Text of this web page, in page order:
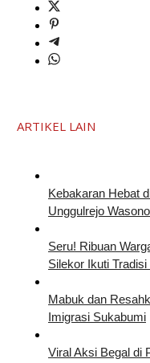
ARTIKEL LAIN
Kebakaran Hebat
Unggulrejo
Seru! Ribuan
Silekor Ikuti
Mabuk dan
Imigrasi Sukabumi
Viral Aksi Begal di